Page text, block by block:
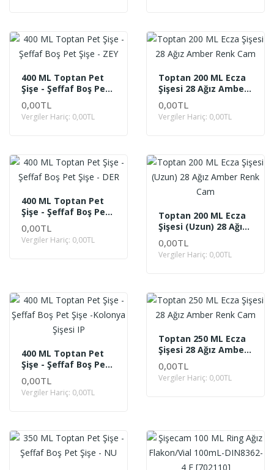
400 ML Toptan Pet
Şişe - Şeffaf Boş Pet
Şişe - ZEY
0,00TL
Vergiler Hariç: 0,00TL
Toptan 200 ML Ecza
Şişesi 28 Ağız Amber
Renk Cam
0,00TL
Vergiler Hariç: 0,00TL
400 ML Toptan Pet
Şişe - Şeffaf Boş Pet
Şişe - DER
0,00TL
Vergiler Hariç: 0,00TL
Toptan 200 ML Ecza
Şişesi (Uzun) 28 Ağız
Amber Renk Cam
0,00TL
Vergiler Hariç: 0,00TL
400 ML Toptan Pet
Şişe - Şeffaf Boş Pet
Şişe -Kolonya Şişesi
IP
0,00TL
Vergiler Hariç: 0,00TL
Toptan 250 ML Ecza
Şişesi 28 Ağız Amber
Renk Cam
0,00TL
Vergiler Hariç: 0,00TL